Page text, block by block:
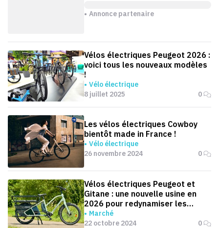
Annonce partenaire
Vélos électriques Peugeot 2026 :
voici tous les nouveaux modèles
!
Vélo électrique
8 juillet 2025
0
Les vélos électriques Cowboy
bientôt made in France !
Vélo électrique
26 novembre 2024
0
Vélos électriques Peugeot et
Gitane : une nouvelle usine en
2026 pour redynamiser les
ventes
Marché
22 octobre 2024
0